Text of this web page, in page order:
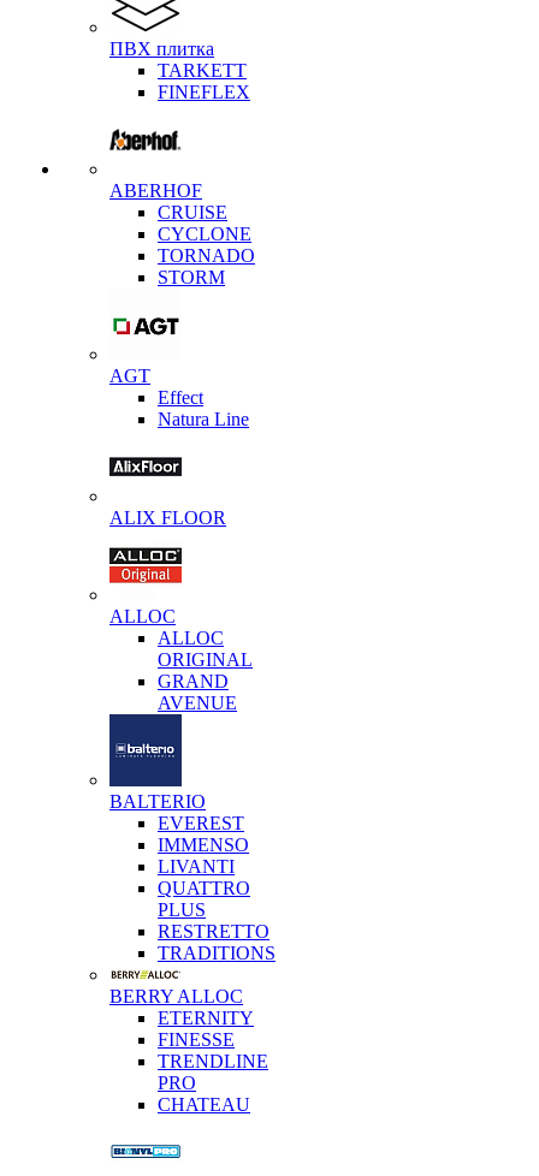
ПВХ плитка
TARKETT
FINEFLEX
ABERHOF
CRUISE
CYCLONE
TORNADO
STORM
AGT
Effect
Natura Line
ALIX FLOOR
ALLOC
ALLOC
ORIGINAL
GRAND
AVENUE
BALTERIO
EVEREST
IMMENSO
LIVANTI
QUATTRO
PLUS
RESTRETTO
TRADITIONS
BERRY ALLOC
ETERNITY
FINESSE
TRENDLINE
PRO
CHATEAU